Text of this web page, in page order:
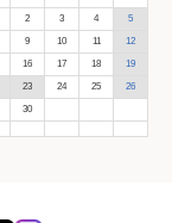
2 3 4 5
9 10 11 12
16 17 18 19
23 24 25 26
30